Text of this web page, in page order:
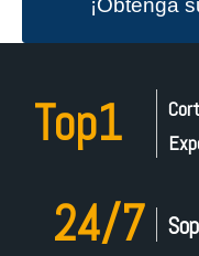
¡Obtenga
de agua
Top1
24/7